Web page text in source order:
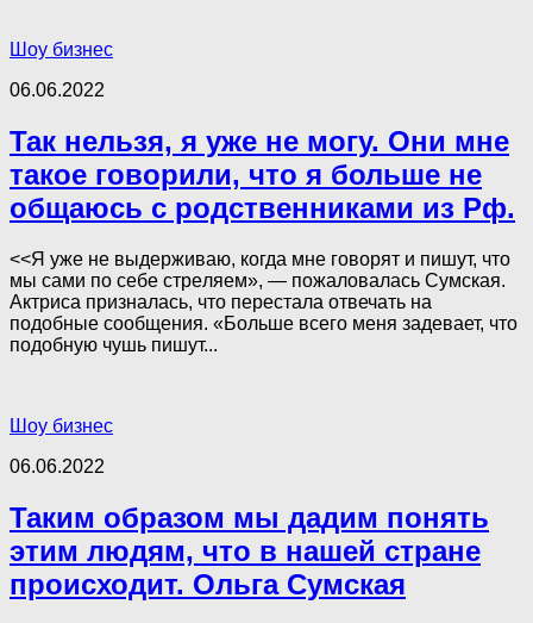
Шоу бизнес
06.06.2022
Так нельзя, я уже не могу. Они мне
такое говорили, что я больше не
общаюсь с родственниками из Рф.
<<Я уже не выдерживаю, когда мне говорят и пишут, что
мы сами по себе cтpeляем», — пожаловалась Сумская.
Актриса призналась, что перестала отвечать на
подобные сообщения. «Больше всего меня задевает, что
подобную чушь пишут...
Шоу бизнес
06.06.2022
Таким образом мы дадим понять
этим людям, что в нашей стране
происходит. Ольга Сумская